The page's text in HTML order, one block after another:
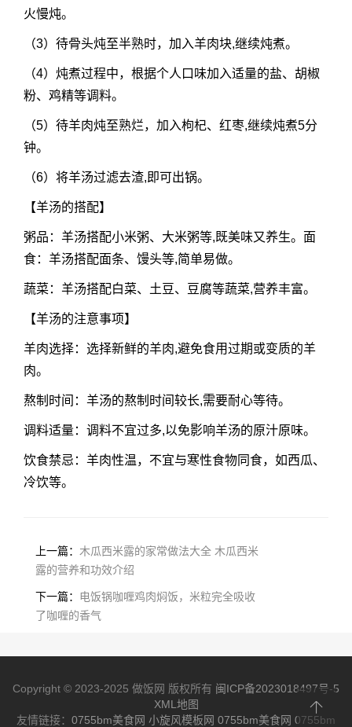
火慢炖。
（3）待骨头炖至半熟时，加入羊肉块,继续炖煮。
（4）炖煮过程中，根据个人口味加入适量的盐、胡椒
粉、鸡精等调料。
（5）待羊肉炖至熟烂，加入枸杞、红枣,继续炖煮5分
钟。
（6）将羊汤过滤去渣,即可出锅。
【羊汤的搭配】
粥品：羊汤搭配小米粥、大米粥等,既美味又养生。面
食：羊汤搭配面条、馒头等,简单易做。
蔬菜：羊汤搭配白菜、土豆、豆腐等蔬菜,营养丰富。
【羊汤的注意事项】
羊肉选择：选择新鲜的羊肉,避免食用过期或变质的羊
肉。
熬制时间：羊汤的熬制时间较长,需要耐心等待。
调料适量：调料不宜过多,以免影响羊汤的原汁原味。
饮食禁忌：羊肉性温，不宜与寒性食物同食，如西瓜、
冷饮等。
上一篇： 木瓜西米露的家常做法大全 木瓜西米
露的营养和功效介绍
下一篇： 电饭锅咖喱鸡肉焖饭，米粒完全吸收
了咖喱的香气
Copyright © 2023-2025 做饭网 版权所有 闽ICP备2023018497号-5
XML地图
友情链接： 0755bm美食网 小旋风模板网 0755bm美食网 0755bm